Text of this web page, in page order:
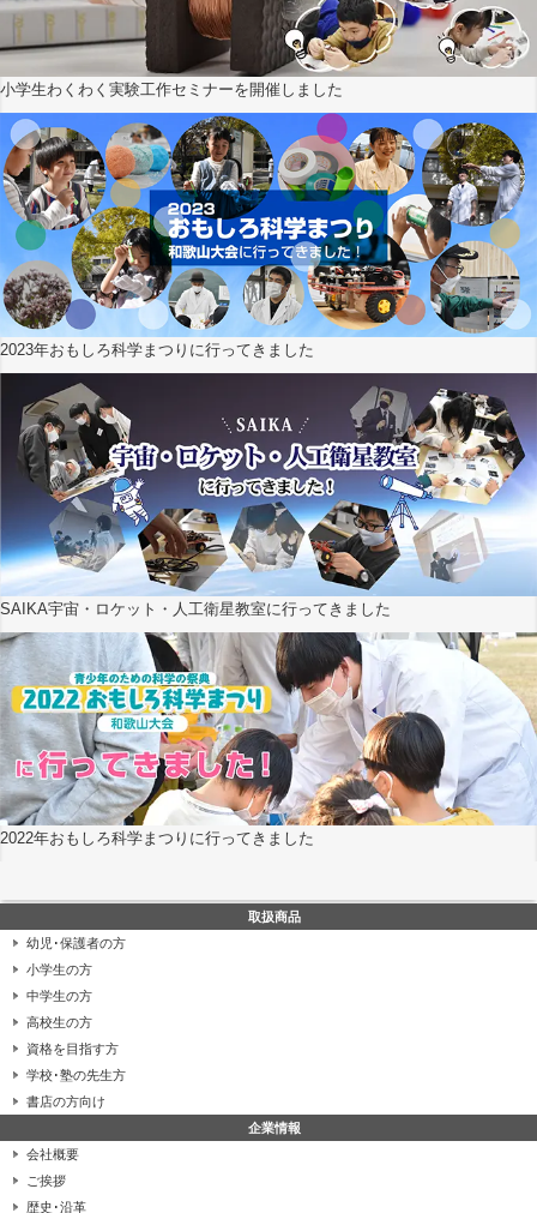
小学生わくわく実験工作セミナーを開催しました
2023年おもしろ科学まつりに行ってきました
SAIKA宇宙・ロケット・人工衛星教室に行ってきました
2022年おもしろ科学まつりに行ってきました
取扱商品
幼児･保護者の方
小学生の方
中学生の方
高校生の方
資格を目指す方
学校･塾の先生方
書店の方向け
企業情報
会社概要
ご挨拶
歴史･沿革